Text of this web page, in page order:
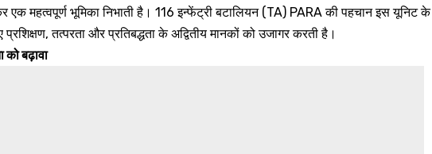
एक महत्वपूर्ण भूमिका निभाती है। 116 इन्फेंट्री बटालियन (TA) PARA की पहचान इस यूनिट के
प्रशिक्षण, तत्परता और प्रतिबद्धता के अद्वितीय मानकों को उजागर करती है।
को बढ़ावा